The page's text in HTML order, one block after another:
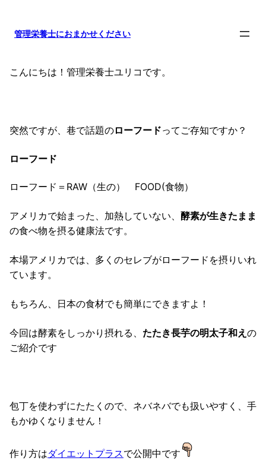
管理栄養士におまかせください
こんにちは！管理栄養士ユリコです。
突然ですが、巷で話題のローフードってご存知ですか？
ローフード
ローフード＝RAW（生の） FOOD(食物）
アメリカで始まった、加熱していない、 酵素が生きたまま
の食べ物を摂る健康法です。
本場アメリカでは、多くのセレブがローフードを摂りいれ
ています。
もちろん、日本の食材でも簡単にできますよ！
今回は酵素をしっかり摂れる、 たたき長芋の明太子和え の
ご紹介です
包丁を使わずにたたくので、ネバネバでも扱いやすく、手
もかゆくなりません！
作り方はダイエットプラスで公開中です